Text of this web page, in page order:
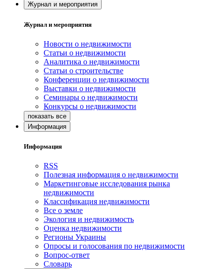
Журнал и мероприятия
Журнал и мероприятия
Новости о недвижимости
Статьи о недвижимости
Аналитика о недвижимости
Статьи о строительстве
Конференции о недвижимости
Выставки о недвижимости
Семинары о недвижимости
Конкурсы о недвижимости
Информация
Информация
RSS
Полезная информация о недвижимости
Маркетинговые исследования рынка
недвижимости
Классификация недвижимости
Все о земле
Экология и недвижимость
Оценка недвижимости
Регионы Украины
Опросы и голосования по недвижимости
Вопрос-ответ
Словарь